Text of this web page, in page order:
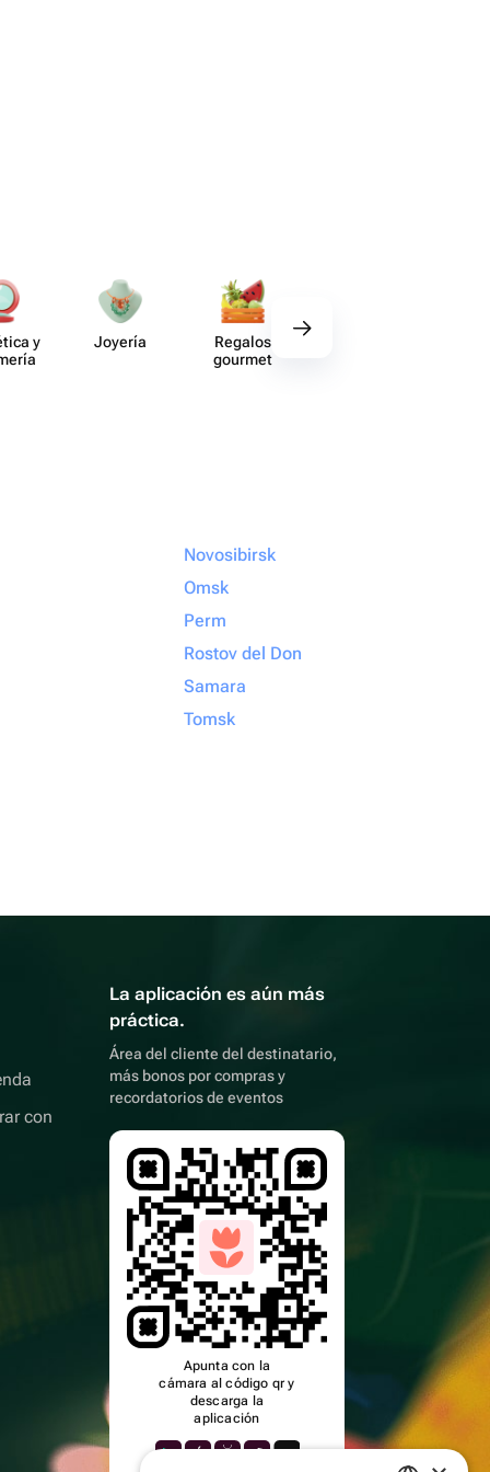
y
Joyería
Regalos
gourmet
Novosibirsk
Omsk
Perm
Rostov del Don
Samara
Tomsk
con
La aplicación es aún más
práctica.
Área del cliente del destinatario,
más bonos por compras y
recordatorios de eventos
Apunta con la
cámara al código qr y
descarga la
aplicación